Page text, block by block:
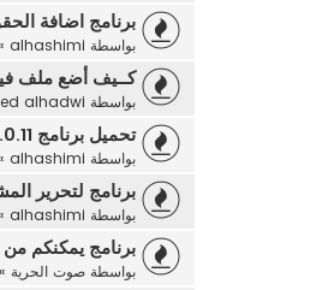
برنامج اضافة
بواسطة alhashimi
كــيف أضع ملف
بواسطة alhadwi
تحميل برنامج Fox® Audio Recorder v7.4.0.11
بواسطة alhashimi
برنامج لتحرير
بواسطة alhashimi
برنامج يمكنكم
بواسطة صوت الحرية »